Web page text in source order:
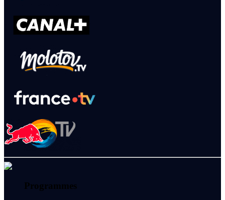
Programmes